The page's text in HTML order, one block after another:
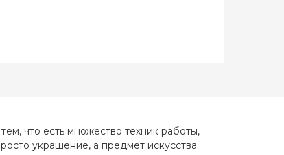
что есть множество техник работы,
украшение, а предмет искусства.